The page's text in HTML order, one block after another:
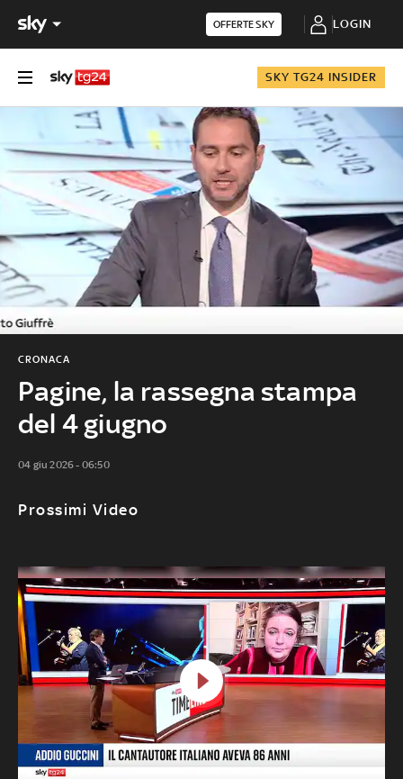
OFFERTE SKY LOGIN
SKY TG24 INSIDER
Pagine, la rassegna stampa
del 4 giugno
CRONACA
04 giu 2026 - 06:50
Prossimi Video